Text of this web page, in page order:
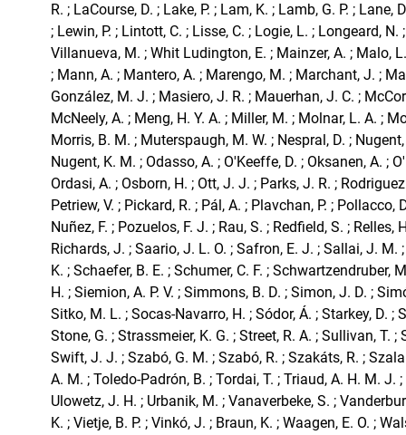
R. ; LaCourse, D. ; Lake, P. ; Lam, K. ; Lamb, G. P. ; Lane,
; Lewin, P. ; Lintott, C. ; Lisse, C. ; Logie, L. ; Longeard, N.
Villanueva, M. ; Whit Ludington, E. ; Mainzer, A. ; Malo,
; Mann, A. ; Mantero, A. ; Marengo, M. ; Marchant, J. ;
González, M. J. ; Masiero, J. R. ; Mauerhan, J. C. ;
McNeely, A. ; Meng, H. Y. A. ; Miller, M. ; Molnar, L. A. ;
Morris, B. M. ; Muterspaugh, M. W. ; Nespral, D. ; Nugent,
Nugent, K. M. ; Odasso, A. ; O'Keeffe, D. ; Oksanen, A. ;
Ordasi, A. ; Osborn, H. ; Ott, J. J. ; Parks, J. R. ;
Petriew, V. ; Pickard, R. ; Pál, A. ; Plavchan, P. ; Pollacco,
Nuñez, F. ; Pozuelos, F. J. ; Rau, S. ; Redfield, S. ; Relles,
Richards, J. ; Saario, J. L. O. ; Safron, E. J. ; Sallai, J. M.
K. ; Schaefer, B. E. ; Schumer, C. F. ; Schwartzendruber,
H. ; Siemion, A. P. V. ; Simmons, B. D. ; Simon, J. D. ;
Sitko, M. L. ; Socas-Navarro, H. ; Sódor, Á. ; Starkey, D. ;
Stone, G. ; Strassmeier, K. G. ; Street, R. A. ; Sullivan, T. ;
Swift, J. J. ; Szabó, G. M. ; Szabó, R. ; Szakáts, R. ;
A. M. ; Toledo-Padrón, B. ; Tordai, T. ; Triaud, A. H. M. J. ;
Ulowetz, J. H. ; Urbanik, M. ; Vanaverbeke, S. ;
K. ; Vietje, B. P. ; Vinkó, J. ; Braun, K. ; Waagen, E. O. ;